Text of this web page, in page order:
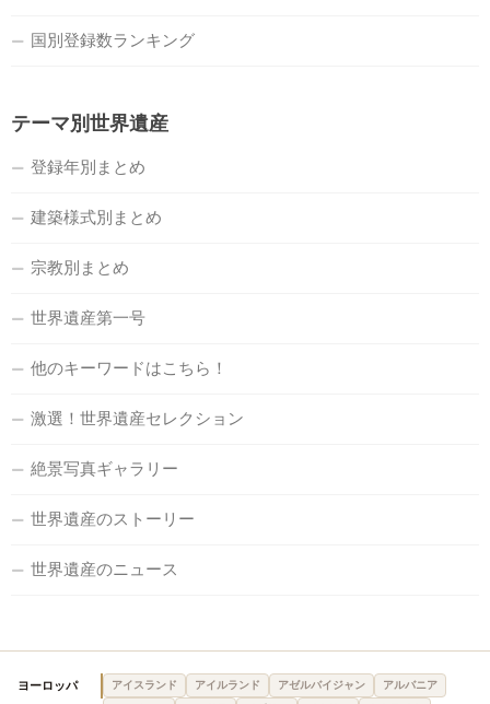
国別登録数ランキング
テーマ別世界遺産
登録年別まとめ
建築様式別まとめ
宗教別まとめ
世界遺産第一号
他のキーワードはこちら！
激選！世界遺産セレクション
絶景写真ギャラリー
世界遺産のストーリー
世界遺産のニュース
ヨーロッパ アイスランド アイルランド アゼルバイジャン
アルバニア